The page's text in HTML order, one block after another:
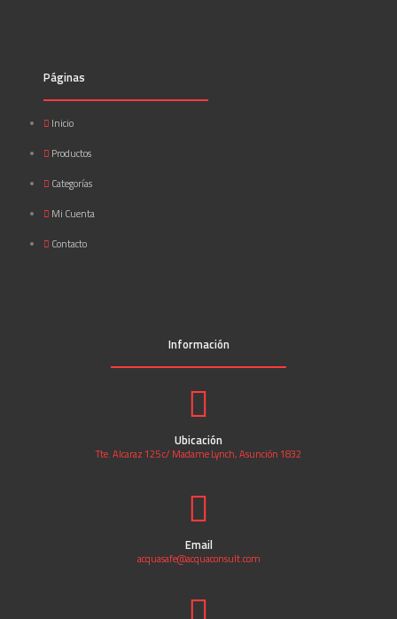
Páginas
Inicio
Productos
Categorías
Mi Cuenta
Contacto
Información
Ubicación
Tte. Alcaraz 125 c/ Madame Lynch, Asunción 1832
Email
acquasafe@acquaconsult.com